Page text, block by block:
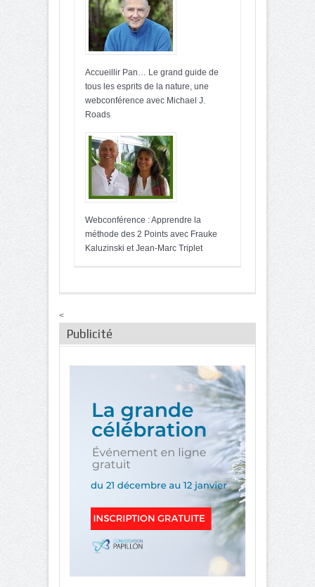
Accueillir Pan… Le grand guide de
tous les esprits de la nature, une
webconférence avec Michael J.
Roads
Webconférence : Apprendre la
méthode des 2 Points avec Frauke
Kaluzinski et Jean-Marc Triplet
<
Publicité